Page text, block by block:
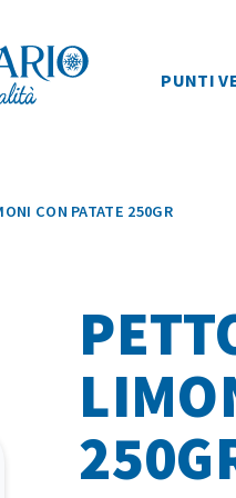
PUNTI
CON PATATE 250GR